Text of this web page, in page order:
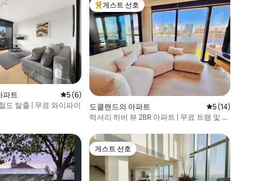
파트 평점 5점(5점 만점), 후기 6개
5 (6)
도 탈출 | 무료 와이파이
상위 게스트 선호
게스트 선호
도클랜드의 아파트 평점 5점(5점 만점
5 (14)
럭셔리 하버 뷰 2BR 아파트 | 무료 트램 및 주
게스트 선호
게스트 선호